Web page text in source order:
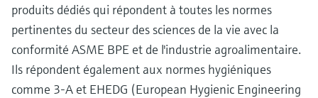
produits dédiés qui répondent à toutes les normes
pertinentes du secteur des sciences de la vie avec la
conformité ASME BPE et de l'industrie agroalimentaire.
Ils répondent également aux normes hygiéniques
comme 3-A et EHEDG (European Hygienic Engineering